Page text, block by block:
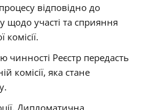
відповідно до
щодо участі та сприяння
чинності Реєстр передасть
комісії, яка стане
Дипломатична